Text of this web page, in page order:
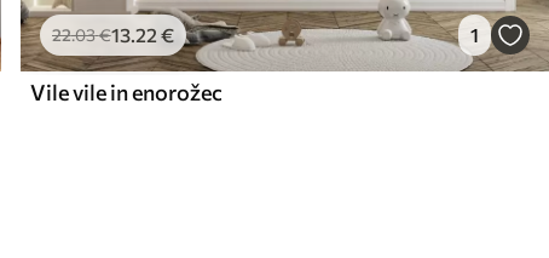
22.03€13.22 € 1
Vile vile in enorožec